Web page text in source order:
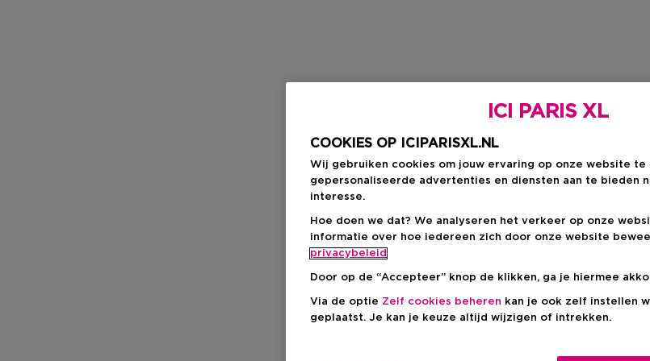
ICI PARIS XL
COOKIES OP ICIPARISXL.NL
Wij gebruiken cookies om jouw ervaring op onze website te
gepersonaliseerde advertenties en diensten aan te bieden
interesse.
Hoe doen we dat? We analyseren het verkeer op onze
informatie over hoe iedereen zich door onze website
privacybeleid
Door op de “Accepteer” knop de klikken, ga je hiermee
Via de optie Zelf cookies beheren kan je ook zelf instellen
geplaatst. Je kan je keuze altijd wijzigen of intrekken.